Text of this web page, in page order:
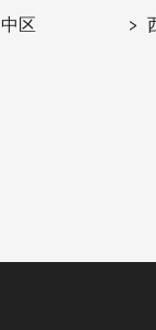
中区